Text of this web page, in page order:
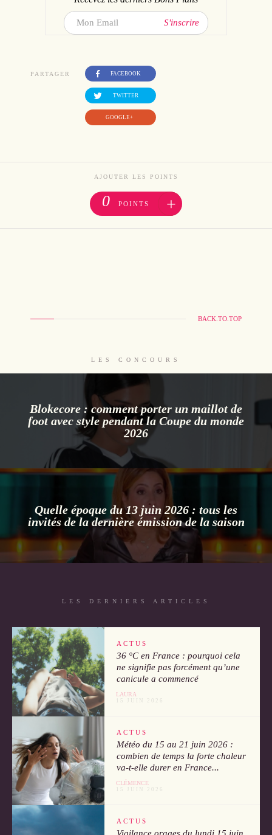
S'inscrire
PARTAGER FACEBOOK
TWITTER
GOOGLE+
AJOUTER LES POINTS
0 POINTS +
BACK.TO.TOP
LES CONCOURS
Blokecore : comment porter un maillot de
foot avec style pendant la Coupe du monde
2026
Quelle époque du 13 juin 2026 : tous les
invités de la dernière émission de la saison
LES DERNIERS ARTICLES
ACTUS
36 °C en France : pourquoi cela
ne signifie pas forcément qu’une
canicule a commencé
LAURA
15 JUIN 2026
ACTUS
Météo du 15 au 21 juin 2026 :
combien de temps la forte chaleur
va-t-elle durer en France...
CLÉMENCE
15 JUIN 2026
ACTUS